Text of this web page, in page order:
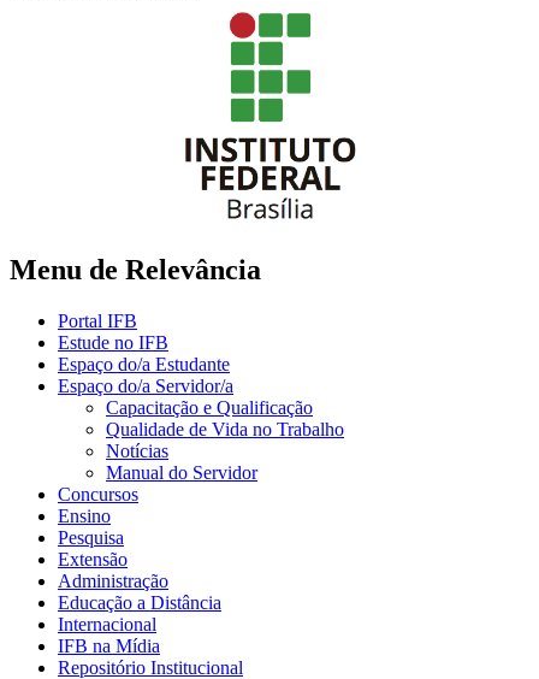
Menu de Relevância
Portal IFB
Estude no IFB
Espaço do/a Estudante
Espaço do/a Servidor/a
Capacitação e Qualificação
Qualidade de Vida no Trabalho
Notícias
Manual do Servidor
Concursos
Ensino
Pesquisa
Extensão
Administração
Educação a Distância
Internacional
IFB na Mídia
Repositório Institucional